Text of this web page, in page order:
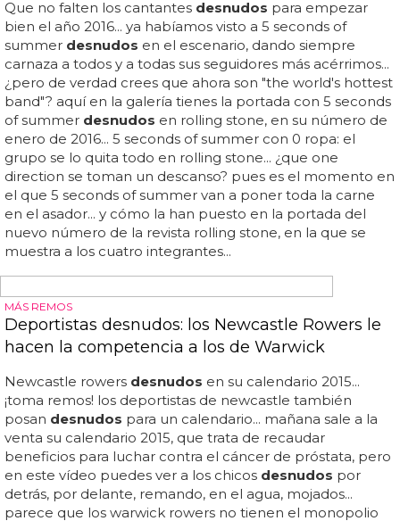
desnudosen la bañera... musculosos y muy morbosos:
así son los gemelos suminski, famosos por sus cuerpazos
y por un reality de la mtv... no te pierdas detalle de la
galería, porque marcan paquetes y culos sin parar... ¿qué
te parecen las fotos de los gemelos suminski
desnudos?... tremendos gemelosdesnudos: las fotos
más morbosas de anthony y jason suminski... en esta
sesión de fotos realizada por david kawena, los hermanos
anthony y jason nos ponen a mil en un entorno de lo más
barroco...
FIGHT!
50 hombres desnudos peleando a muerte en
Skyrim